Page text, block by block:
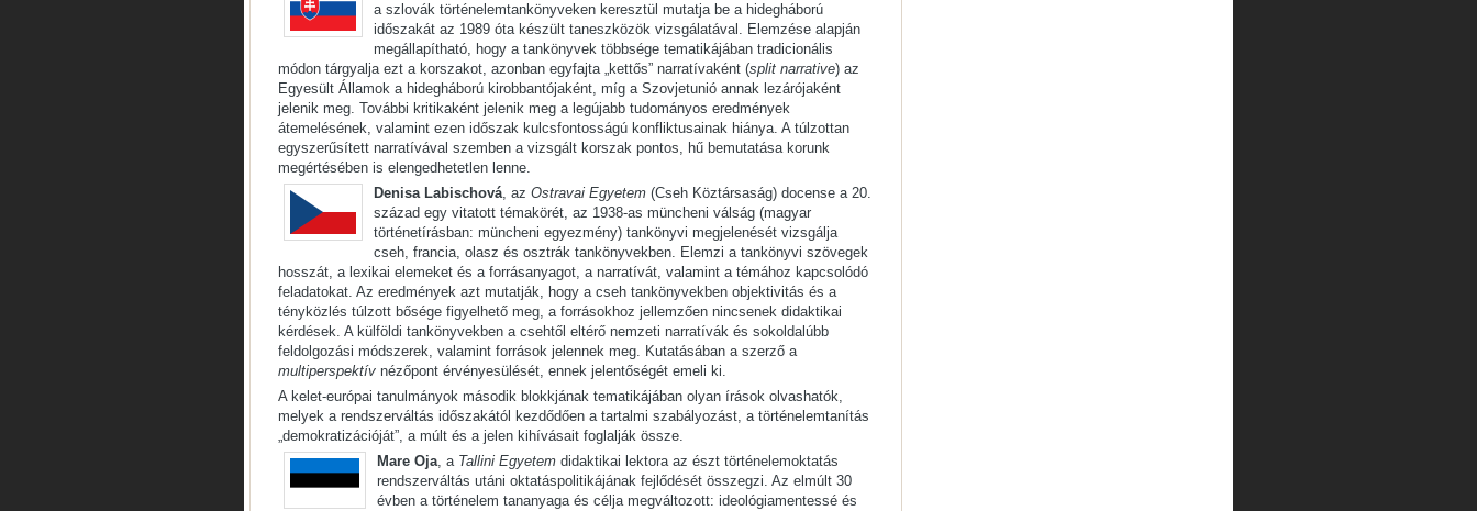
a szlovák történelemtankönyveken keresztül mutatja be a hidegháború
időszakát az 1989 óta készült taneszközök vizsgálatával. Elemzése alapján
megállapítható, hogy a tankönyvek többsége tematikájában tradicionális
módon tárgyalja ezt a korszakot, azonban egyfajta „kettős” narratívaként (split narrative) az
Egyesült Államok a hidegháború kirobbantójaként, míg a Szovjetunió annak lezárójaként
jelenik meg. További kritikaként jelenik meg a legújabb tudományos eredmények
átemelésének, valamint ezen időszak kulcsfontosságú konfliktusainak hiánya. A túlzottan
egyszerűsített narratívával szemben a vizsgált korszak pontos, hű bemutatása korunk
megértésében is elengedhetetlen lenne.
Denisa Labischová, az Ostravai Egyetem (Cseh Köztársaság) docense a 20.
század egy vitatott témakörét, az 1938-as müncheni válság (magyar
történetírásban: müncheni egyezmény) tankönyvi megjelenését vizsgálja
cseh, francia, olasz és osztrák tankönyvekben. Elemzi a tankönyvi szövegek
hosszát, a lexikai elemeket és a forrásanyagot, a narratívát, valamint a témához kapcsolódó
feladatokat. Az eredmények azt mutatják, hogy a cseh tankönyvekben objektivitás és a
tényközlés túlzott bősége figyelhető meg, a forrásokhoz jellemzően nincsenek didaktikai
kérdések. A külföldi tankönyvekben a csehtől eltérő nemzeti narratívák és sokoldalúbb
feldolgozási módszerek, valamint források jelennek meg. Kutatásában a szerző a
multiperspektív nézőpont érvényesülését, ennek jelentőségét emeli ki.
A kelet-európai tanulmányok második blokkjának tematikájában olyan írások olvashatók,
melyek a rendszerváltás időszakától kezdődően a tartalmi szabályozást, a történelemtanítás
„demokratizációját”, a múlt és a jelen kihívásait foglalják össze.
Mare Oja, a Tallini Egyetem didaktikai lektora az észt történelemoktatás
rendszerváltás utáni oktatáspolitikájának fejlődését összegzi. Az elmúlt 30
évben a történelem tananyaga és célja megváltozott: ideológiamentessé és